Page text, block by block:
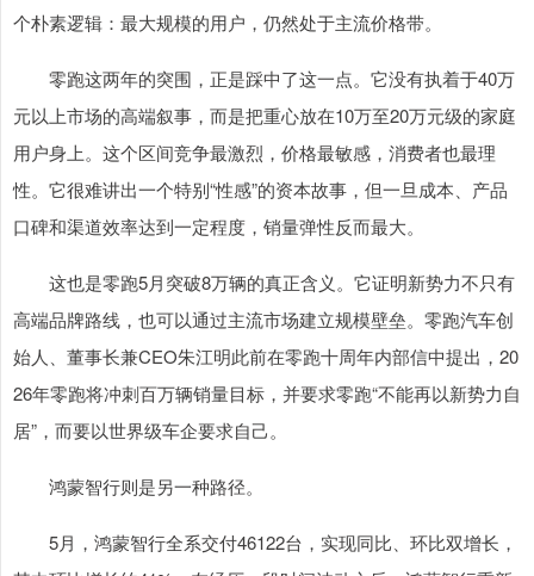
个朴素逻辑：最大规模的用户，仍然处于主流价格带。
零跑这两年的突围，正是踩中了这一点。它没有执着于40万
元以上市场的高端叙事，而是把重心放在10万至20万元级的家庭
用户身上。这个区间竞争最激烈，价格最敏感，消费者也最理
性。它很难讲出一个特别“性感”的资本故事，但一旦成本、产品
口碑和渠道效率达到一定程度，销量弹性反而最大。
这也是零跑5月突破8万辆的真正含义。它证明新势力不只有
高端品牌路线，也可以通过主流市场建立规模壁垒。零跑汽车创
始人、董事长兼CEO朱江明此前在零跑十周年内部信中提出，20
26年零跑将冲刺百万辆销量目标，并要求零跑“不能再以新势力自
居”，而要以世界级车企要求自己。
鸿蒙智行则是另一种路径。
5月，鸿蒙智行全系交付46122台，实现同比、环比双增长，